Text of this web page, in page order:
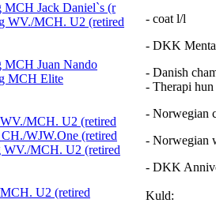
MCH Jack Daniel`s (r
WV./MCH. U2 (retired
MCH Juan Nando
MCH Elite
MCH. U2 (retired
WJW.One (retired
MCH. U2 (retired
U2 (retired
- coat l/l
- DKK
- Danish
- Therapi
- Norwegian
- Norwegian
- DKK
Kuld: